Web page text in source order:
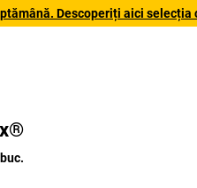
Descoperiți aici selecția